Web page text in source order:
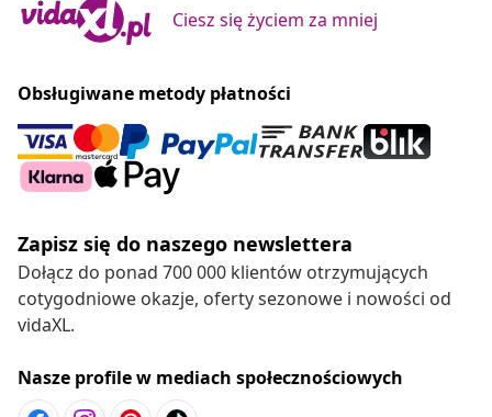
Ciesz się życiem za mniej
Obsługiwane metody płatności
Zapisz się do naszego newslettera
Dołącz do ponad 700 000 klientów otrzymujących
cotygodniowe okazje, oferty sezonowe i nowości od
vidaXL.
Nasze profile w mediach społecznościowych